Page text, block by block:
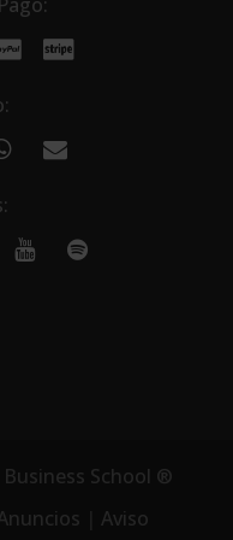
School ®
Aviso